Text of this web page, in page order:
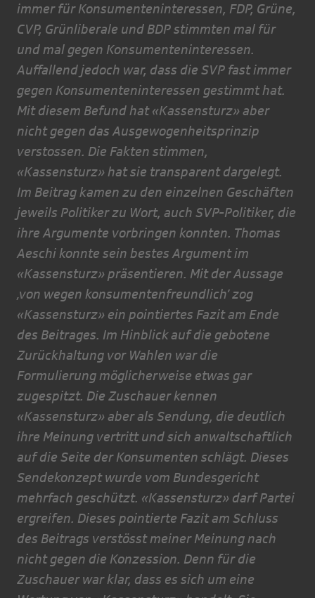
immer für Konsumenteninteressen, FDP, Grüne,
CVP, Grünliberale und BDP stimmten mal für
und mal gegen Konsumenteninteressen.
Auffallend jedoch war, dass die SVP fast immer
gegen Konsumenteninteressen gestimmt hat.
Mit diesem Befund hat «Kassensturz» aber
nicht gegen das Ausgewogenheitsprinzip
verstossen. Die Fakten stimmen,
«Kassensturz» hat sie transparent dargelegt.
Im Beitrag kamen zu den einzelnen Geschäften
jeweils Politiker zu Wort, auch SVP-Politiker, die
ihre Argumente vorbringen konnten. Tho­mas
Aeschi konnte sein bestes Argument im
«Kassensturz» präsentieren. Mit der Aussage
‚von wegen konsumentenfreundlich’ zog
«Kassensturz» ein pointiertes Fazit am Ende
des Beitrages. Im Hinblick auf die gebotene
Zurückhaltung vor Wahlen war die
Formulierung möglicherweise etwas gar
zugespitzt. Die Zuschauer kennen
«Kassensturz» aber als Sendung, die deutlich
ihre Meinung vertritt und sich anwaltschaftlich
auf die Seite der Konsumenten schlägt. Dieses
Sendekonzept wurde vom Bundesgericht
mehrfach geschützt. «Kassensturz» darf Partei
ergreifen. Dieses pointierte Fazit am Schluss
des Beitrags verstösst meiner Meinung nach
nicht gegen die Konzession. Denn für die
Zuschauer war klar, dass es sich um eine